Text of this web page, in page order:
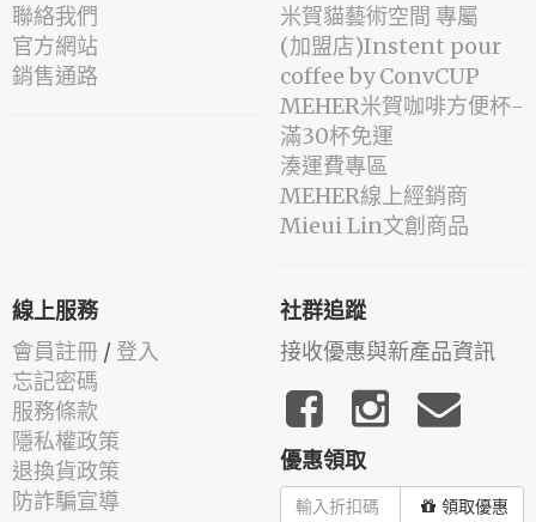
聯絡我們
官方網站
銷售通路
米賀貓藝術空間 專屬
(加盟店)Instent pour
coffee by ConvCUP
MEHER米賀咖啡方便杯-
滿30杯免運
湊運費專區
MEHER線上經銷商
Mieui Lin文創商品
線上服務
會員註冊 / 登入
忘記密碼
服務條款
隱私權政策
退換貨政策
防詐騙宣導
社群追蹤
接收優惠與新產品資訊
優惠領取
領取優惠